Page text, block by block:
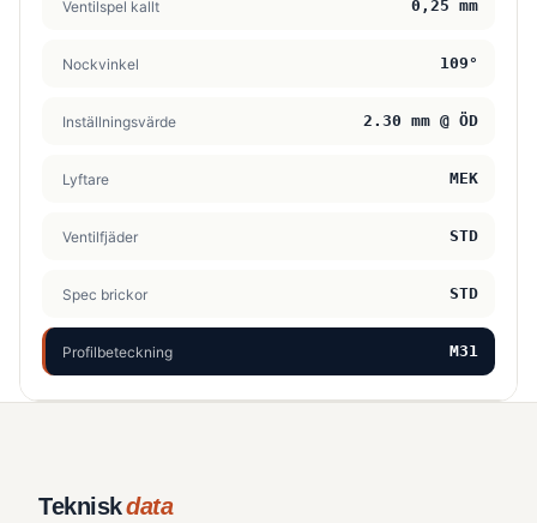
Ventilspel kallt 0,25 mm
Nockvinkel 109°
Inställningsvärde 2.30 mm @ ÖD
Lyftare MEK
Ventilfjäder STD
Spec brickor STD
Profilbeteckning M31
Tekniskdata